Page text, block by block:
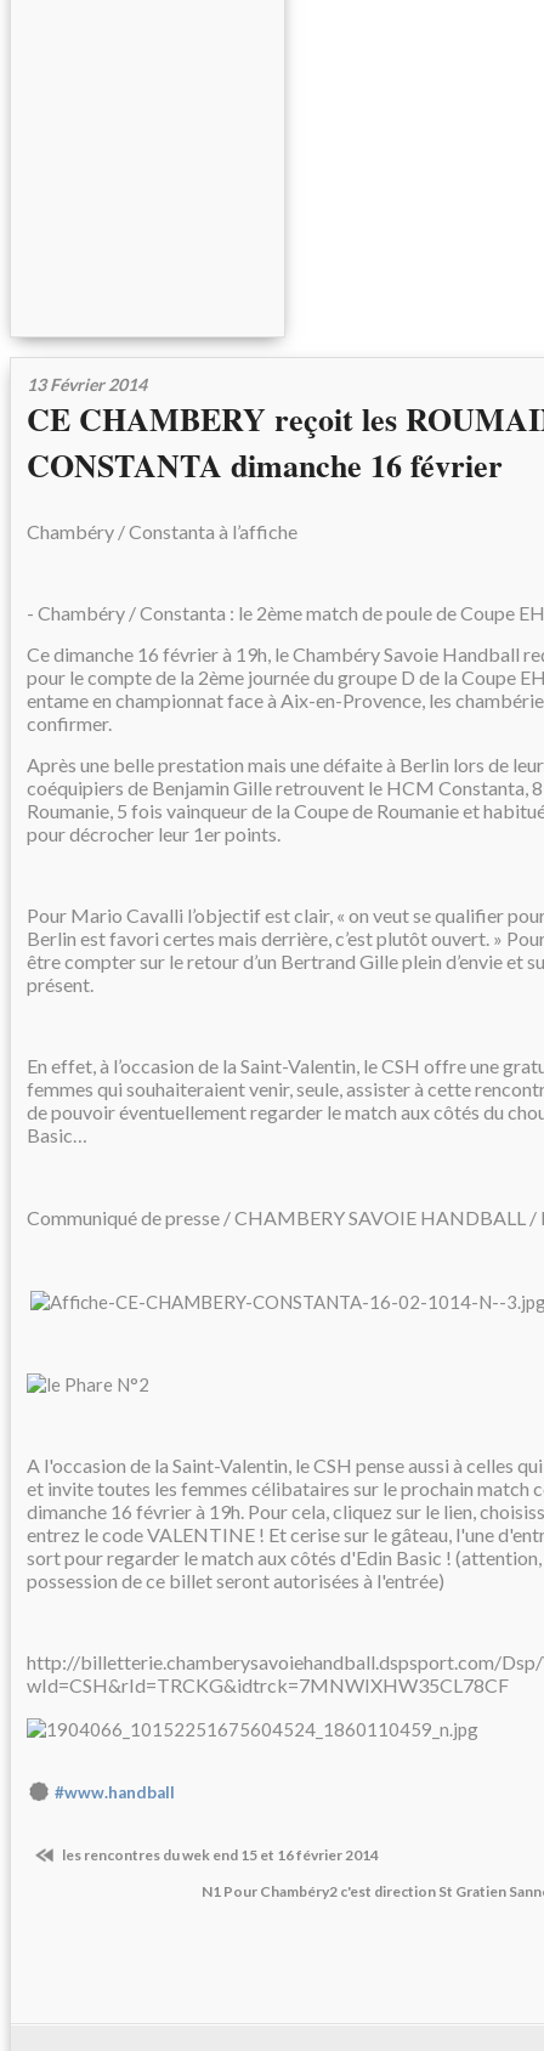
13 Février 2014
CE CHAMBERY reçoit les
CONSTANTA dimanche 16 février
Chambéry / Constanta à l’affiche
- Chambéry / Constanta : le 2ème match de poule de Coupe
Ce dimanche 16 février à 19h, le Chambéry Savoie Handball
pour le compte de la 2ème journée du groupe D de la Coupe
entame en championnat face à Aix-en-Provence, les
confirmer.
Après une belle prestation mais une défaite à Berlin lors de
coéquipiers de Benjamin Gille retrouvent le HCM Constanta,
Roumanie, 5 fois vainqueur de la Coupe de Roumanie et
pour décrocher leur 1er points.
Pour Mario Cavalli l’objectif est clair, « on veut se qualifier
Berlin est favori certes mais derrière, c’est plutôt ouvert. »
être compter sur le retour d’un Bertrand Gille plein d’envie et
présent.
En effet, à l’occasion de la Saint-Valentin, le CSH offre une
femmes qui souhaiteraient venir, seule, assister à cette
de pouvoir éventuellement regarder le match aux côtés du
Basic…
Communiqué de presse / CHAMBERY SAVOIE HANDBALL /
A l'occasion de la Saint-Valentin, le CSH pense aussi à celles
et invite toutes les femmes célibataires sur le prochain match
dimanche 16 février à 19h. Pour cela, cliquez sur le lien,
entrez le code VALENTINE ! Et cerise sur le gâteau, l'une
sort pour regarder le match aux côtés d'Edin Basic ! (attention,
possession de ce billet seront autorisées à l'entrée)
http://billetterie.chamberysavoiehandball.dspsport.com/
wId=CSH&rId=TRCKG&idtrck=7MNWIXHW35CL78CF
#www.handball
les rencontres du wek end 15 et 16 février 2014
N1 Pour Chambéry2 c'est direction St Gratien